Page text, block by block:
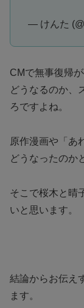
— けんた
CMで無事復帰
どうなるのか、
ろですよね。
原作漫画や「あ
どうなったのか
そこで桜木と晴
いと思います。
結論からお伝え
ます。